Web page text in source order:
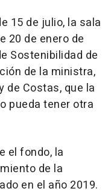
15 de julio, la sala
20 de enero de
Sostenibilidad de
de la ministra,
de Costas, que la
pueda tener otra
el fondo, la
de la
en el año 2019.